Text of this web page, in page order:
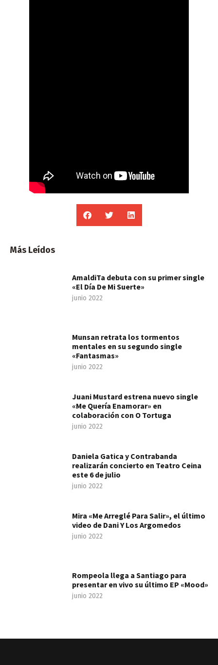
Más Leídos
AmaldiTa debuta con su primer single
«El Día De Mi Suerte»
junio 2022
Munsan retrata los tormentos
mentales en su segundo single
«Fantasmas»
junio 2022
Juani Mustard estrena nuevo single
«Me Quería Enamorar» en
colaboración con O Tortuga
junio 2022
Daniela Gatica y Contrabanda
realizarán concierto en Teatro Ceina
este 6 de julio
junio 2022
Mira «Me Arreglé Para Salir», el último
video de Dani Y Los Argomedos
junio 2022
Rompeola llega a Santiago para
presentar en vivo su último EP «Mood»
junio 2022